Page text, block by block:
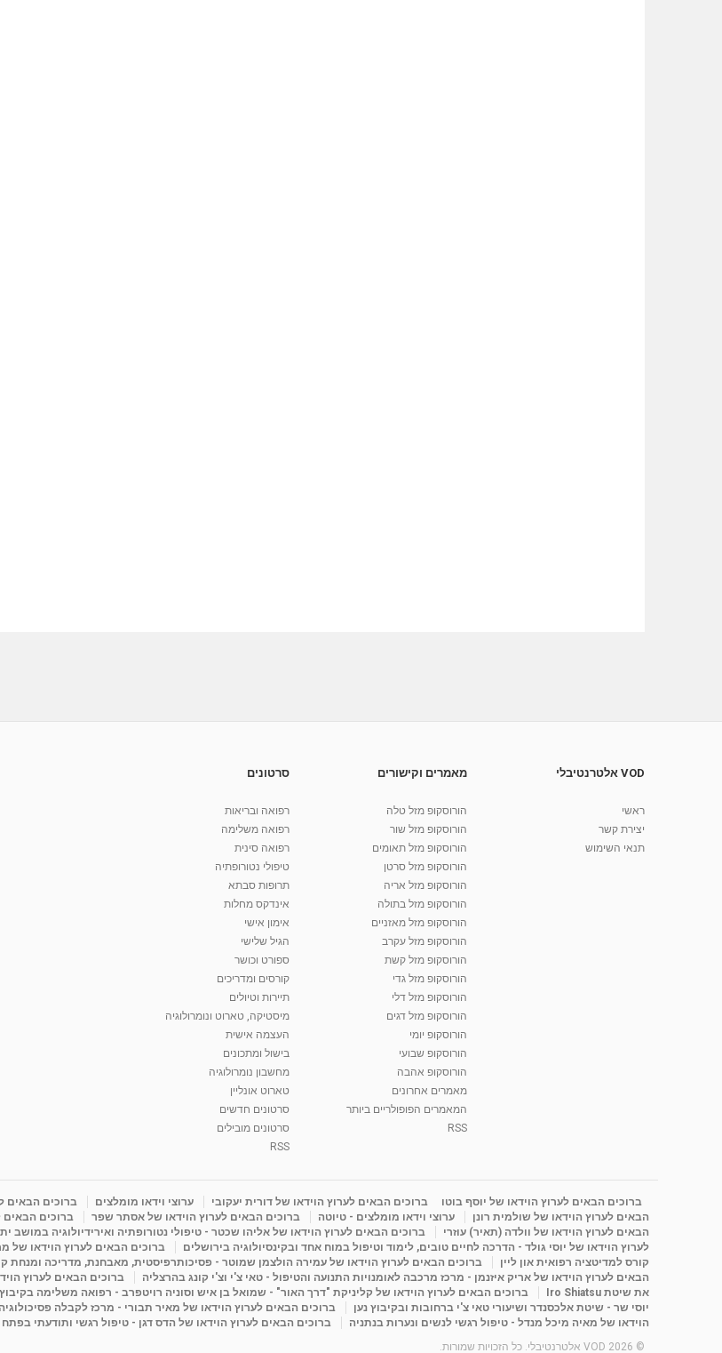
VOD אלטרנטיבלי
ראשי
יצירת קשר
תנאי השימוש
מאמרים וקישורים
הורוסקופ מזל טלה
הורוסקופ מזל שור
הורוסקופ מזל תאומים
הורוסקופ מזל סרטן
הורוסקופ מזל אריה
הורוסקופ מזל בתולה
הורוסקופ מזל מאזניים
הורוסקופ מזל עקרב
הורוסקופ מזל קשת
הורוסקופ מזל גדי
הורוסקופ מזל דלי
הורוסקופ מזל דגים
הורוסקופ יומי
הורוסקופ שבועי
הורוסקופ אהבה
מאמרים אחרונים
המאמרים הפופולריים ביותר
RSS
סרטונים
רפואה ובריאות
רפואה משלימה
רפואה סינית
טיפולי נטורופתיה
תרופות סבתא
אינדקס מחלות
אימון אישי
הגיל שלישי
ספורט וכושר
קורסים ומדריכים
תיירות וטיולים
מיסטיקה, טארוט ונומרולוגיה
העצמה אישית
בישול ומתכונים
מחשבון נומרולוגיה
טארוט אונליין
סרטונים חדשים
סרטונים מובילים
RSS
ברוכים הבאים לערוץ הוידאו של יוסף בוטו ברוכים הבאים לערוץ הוידאו של דורית יעקובי ערוצי וידאו מומלצים ברוכים הבאים
הבאים לערוץ הוידאו של שולמית רונן
ערוצי וידאו מומלצים - טיוטה ברוכים הבאים לערוץ הוידאו של אסתר שפר ברוכים הבאים
הבאים לערוץ הוידאו של וולדה (תאיר) עוזרי
ברוכים הבאים לערוץ הוידאו של אליהו שכטר - טיפולי נטורופתיה ואירידיולוגיה במושב
לערוץ הוידאו של יוסי גולד - הדרכה לחיים טובים, לימוד וטיפול במוח אחד ובקינסיולוגיה בירושלים
ברוכים הבאים לערוץ הוידאו של
קורס למדיטציה רפואית און ליין
ברוכים הבאים לערוץ הוידאו של עמירה הולצמן שמוטר - פסיכותרפיסטית, מאבחנת, מדריכה ומנחת
הבאים לערוץ הוידאו של אריק איזנמן - מרכז מרכבה לאומנויות התנועה והטיפול - טאי צ'י וצ'י קונג בהרצליה
ברוכים הבאים לערוץ
את שיטת Iro Shiatsu
ברוכים הבאים לערוץ הוידאו של קליניקת "דרך האור" - שמואל בן איש וסוניה רויטפרב - רפואה משלימה
יוסי שר - שיטת אלכסנדר ושיעורי טאי צ'י ברחובות ובקיבוץ נען
ברוכים הבאים לערוץ הוידאו של מאיר תבורי - מרכז לקבלה
הוידאו של מאיה מיכל מנדל - טיפול רגשי לנשים ונערות בנתניה
ברוכים הבאים לערוץ הוידאו של הדס דגן - טיפול רגשי ותודעתי
© 2026 VOD אלטרנטיבלי. כל הזכויות שמורות.